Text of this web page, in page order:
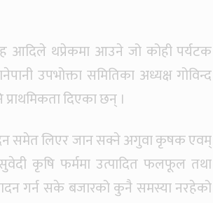
आदिले थप्रेकमा आउने जो कोही पर्यटक
उपभोक्ता समितिका अध्यक्ष गोविन्द
दिएका छन् ।
समेत लिएर जान सक्ने अगुवा कृषक एवम्
कृषि फर्ममा उत्पादित फलफूल तथा
गर्न सके बजारको कुनै समस्या नरहेको